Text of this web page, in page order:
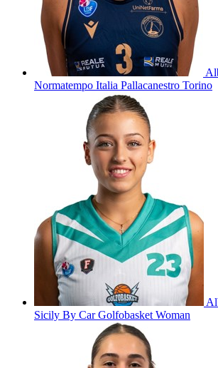
Normatempo Italia Pallacanestro Torino
Sicily By Car Golfobasket Woman